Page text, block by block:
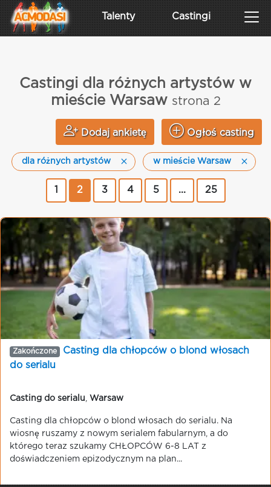
Talenty Castingi
Castingi dla różnych artystów w
mieście Warsaw strona 2
Dodaj ankietę Ogłoś casting
dla różnych artystów w mieście Warsaw
2 3 4 5 ... 25
Zakończone
Casting dla chłopców o blond włosach
do serialu
Casting do serialu Warsaw
Casting dla chłopców o blond włosach do serialu. Na
wiosnę ruszamy z nowym serialem fabularnym, a do
którego teraz szukamy CHŁOPCÓW 6-8 LAT z
doświadczeniem epizodycznym na plan...